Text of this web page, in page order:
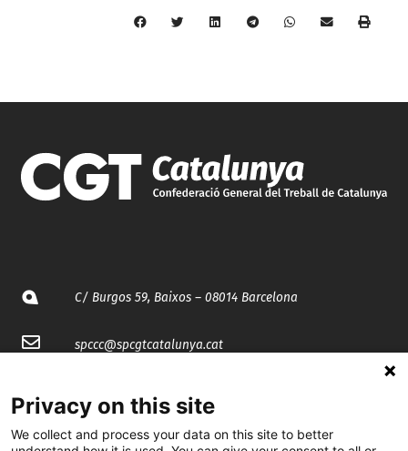
C/ Burgos 59, Baixos – 08014 Barcelona
spccc@spcgtcatalunya.cat
@CGTCatalunya
Privacy on this site
We collect and process your data on this site to better